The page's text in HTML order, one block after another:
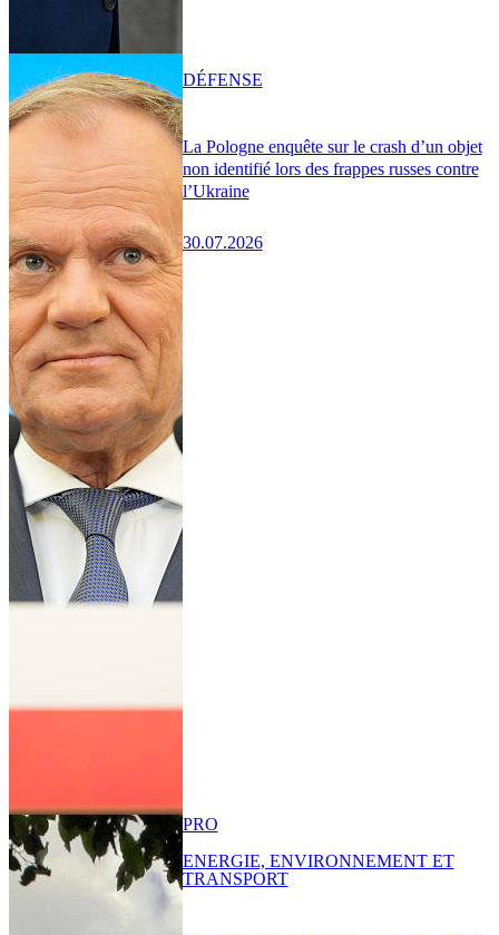
La Pologne enquête sur le crash d’un objet
non identifié lors des frappes russes contre
l’Ukraine
30.07.2026
DÉFENSE
PRO
ENERGIE, ENVIRONNEMENT ET
TRANSPORT